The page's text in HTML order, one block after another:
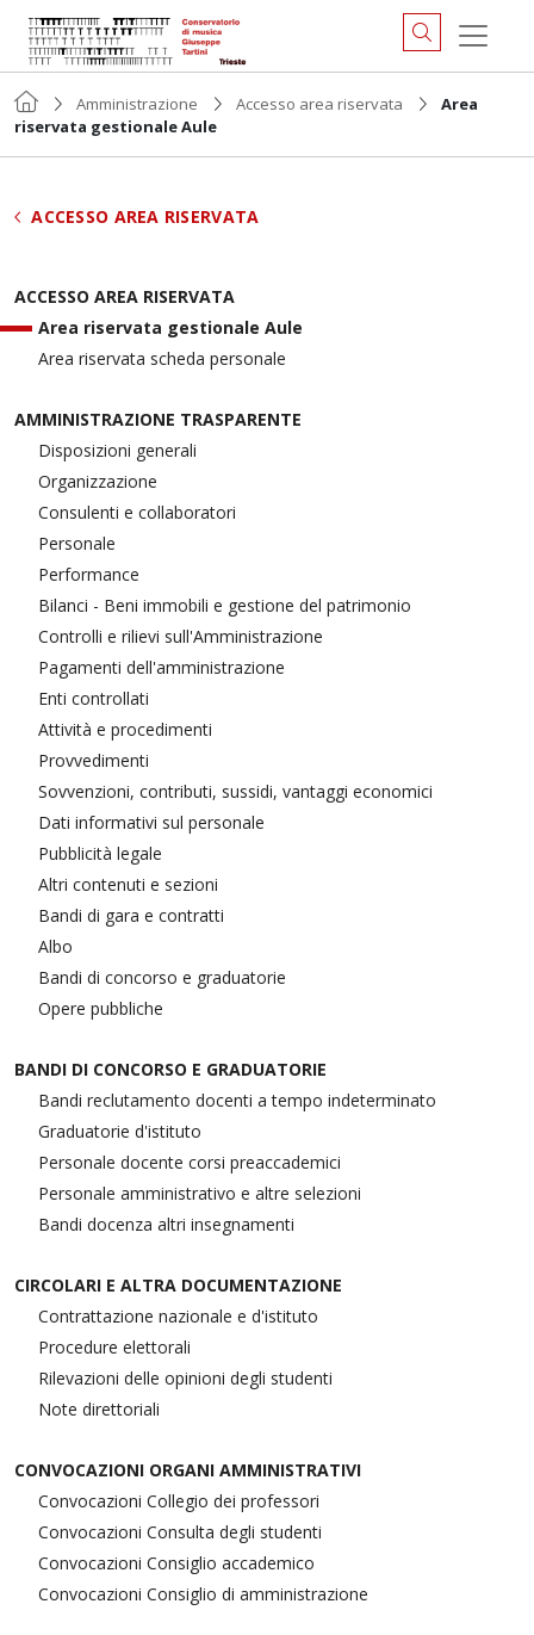
Amministrazione Accesso area riservata
Area
riservata gestionale Aule
ACCESSO AREA RISERVATA
ACCESSO AREA RISERVATA
Area riservata gestionale Aule
Area riservata scheda personale
AMMINISTRAZIONE TRASPARENTE
Disposizioni generali
Organizzazione
Consulenti e collaboratori
Personale
Performance
Bilanci - Beni immobili e gestione del patrimonio
Controlli e rilievi sull'Amministrazione
Pagamenti dell'amministrazione
Enti controllati
Attività e procedimenti
Provvedimenti
Sovvenzioni, contributi, sussidi, vantaggi economici
Dati informativi sul personale
Pubblicità legale
Altri contenuti e sezioni
Bandi di gara e contratti
Albo
Bandi di concorso e graduatorie
Opere pubbliche
BANDI DI CONCORSO E GRADUATORIE
Bandi reclutamento docenti a tempo indeterminato
Graduatorie d'istituto
Personale docente corsi preaccademici
Personale amministrativo e altre selezioni
Bandi docenza altri insegnamenti
CIRCOLARI E ALTRA DOCUMENTAZIONE
Contrattazione nazionale e d'istituto
Procedure elettorali
Rilevazioni delle opinioni degli studenti
Note direttoriali
CONVOCAZIONI ORGANI AMMINISTRATIVI
Convocazioni Collegio dei professori
Convocazioni Consulta degli studenti
Convocazioni Consiglio accademico
Convocazioni Consiglio di amministrazione